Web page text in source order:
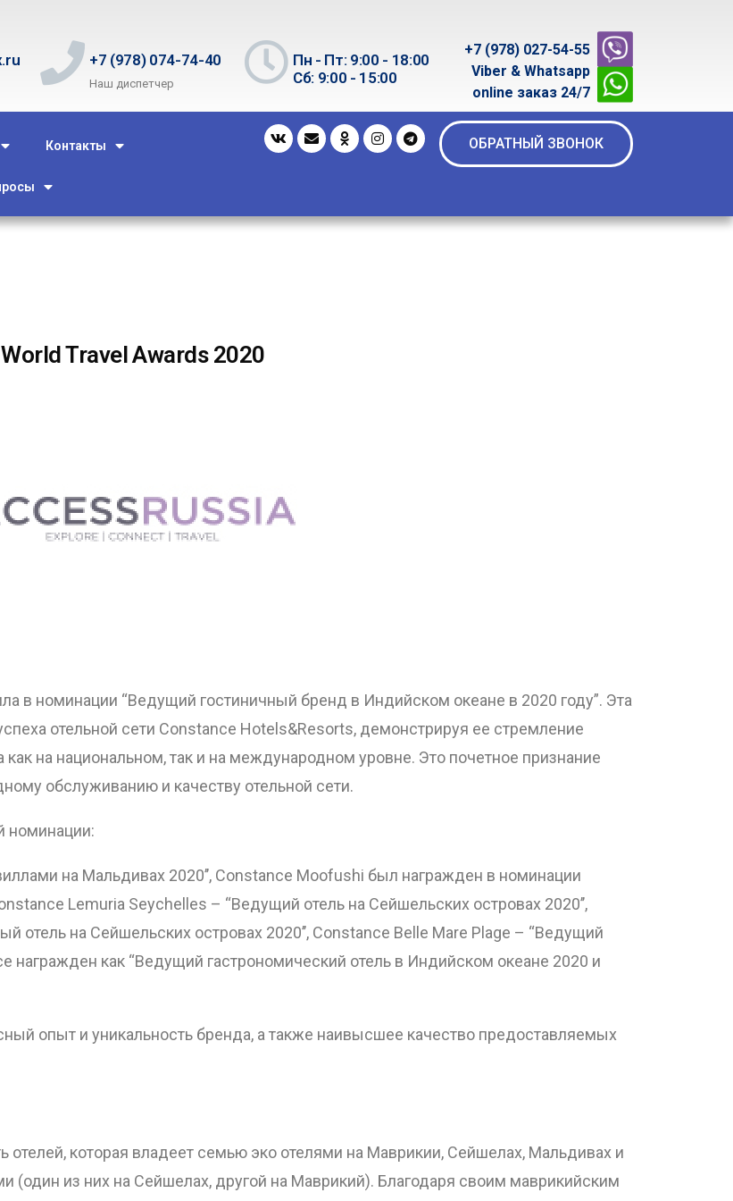
+7 (978) 074-74-40
Наш диспетчер
Пн - Пт: 9:00 - 18:00
Сб: 9:00 - 15:00
+7 (978) 027-54-55
Viber & Whatsapp
online заказ 24/7
Контакты ОБРАТНЫЙ ЗВОНОК
World Travel Awards 2020
в номинации “Ведущий гостиничный бренд в Индийском океане в 2020 году”. Эта
отельной сети Constance Hotels&Resorts, демонстрируя ее стремление
на национальном, так и на международном уровне. Это почетное признание
обслуживанию и качеству отельной сети.
номинации:
на Мальдивах 2020’’, Constance Moofushi был награжден в номинации
Lemuria Seychelles – “Ведущий отель на Сейшельских островах 2020’’,
на Сейшельских островах 2020’’, Constance Belle Mare Plage – “Ведущий
награжден как “Ведущий гастрономический отель в Индийском океане 2020 и
опыт и уникальность бренда, а также наивысшее качество предоставляемых
отелей, которая владеет семью эко отелями на Маврикии, Сейшелах, Мальдивах и
(один из них на Сейшелах, другой на Маврикий). Благодаря своим маврикийским